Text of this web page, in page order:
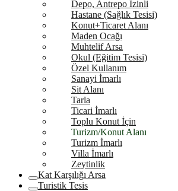
Depo, Antrepo İzinli
Hastane (Sağlık Tesisi)
Konut+Ticaret Alanı
Maden Ocağı
Muhtelif Arsa
Okul (Eğitim Tesisi)
Özel Kullanım
Sanayi İmarlı
Sit Alanı
Tarla
Ticari İmarlı
Toplu Konut İçin
Turizm/Konut Alanı
Turizm İmarlı
Villa İmarlı
Zeytinlik
Kat Karşılığı Arsa
Turistik Tesis